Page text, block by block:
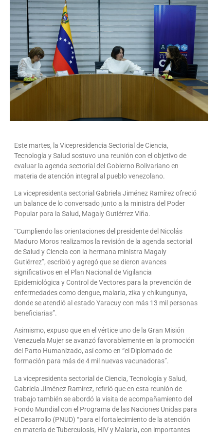
Este martes, la Vicepresidencia Sectorial de Ciencia,
Tecnología y Salud sostuvo una reunión con el objetivo de
evaluar la agenda sectorial del Gobierno Bolivariano en
materia de atención integral al pueblo venezolano.
La vicepresidenta sectorial Gabriela Jiménez Ramírez ofreció
un balance de lo conversado junto a la ministra del Poder
Popular para la Salud, Magaly Gutiérrez Viña.
“Cumpliendo las orientaciones del presidente del Nicolás
Maduro Moros realizamos la revisión de la agenda sectorial
de Salud y Ciencia con la hermana ministra Magaly
Gutiérrez”, escribió y agregó que se dieron avances
significativos en el Plan Nacional de Vigilancia
Epidemiológica y Control de Vectores para la prevención de
enfermedades como dengue, malaria, zika y chikungunya,
donde se atendió al estado Yaracuy con más 13 mil personas
beneficiarias”.
Asimismo, expuso que en el vértice uno de la Gran Misión
Venezuela Mujer se avanzó favorablemente en la promoción
del Parto Humanizado, así como en “el Diplomado de
formación para más de 4 mil nuevas vacunadoras”.
La vicepresidenta sectorial de Ciencia, Tecnología y Salud,
Gabriela Jiménez Ramírez, refirió que en esta reunión de
trabajo también se abordó la visita de acompañamiento del
Fondo Mundial con el Programa de las Naciones Unidas para
el Desarrollo (PNUD) “para el fortalecimiento de la atención
en materia de Tuberculosis, HIV y Malaria, con importantes